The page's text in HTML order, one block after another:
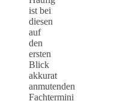
ist bei
diesen
auf
den
ersten
Blick
akkurat
anmutenden
Fachtermini